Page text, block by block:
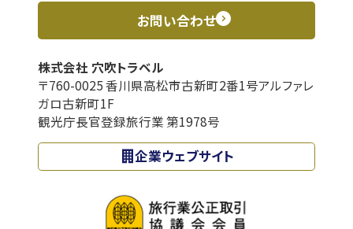
お問い合わせ
株式会社 穴吹トラベル
〒760-0025 香川県高松市古新町2番1号アルファレ
ガロ古新町1F
観光庁長官登録旅行業 第1978号
企業ウェブサイト